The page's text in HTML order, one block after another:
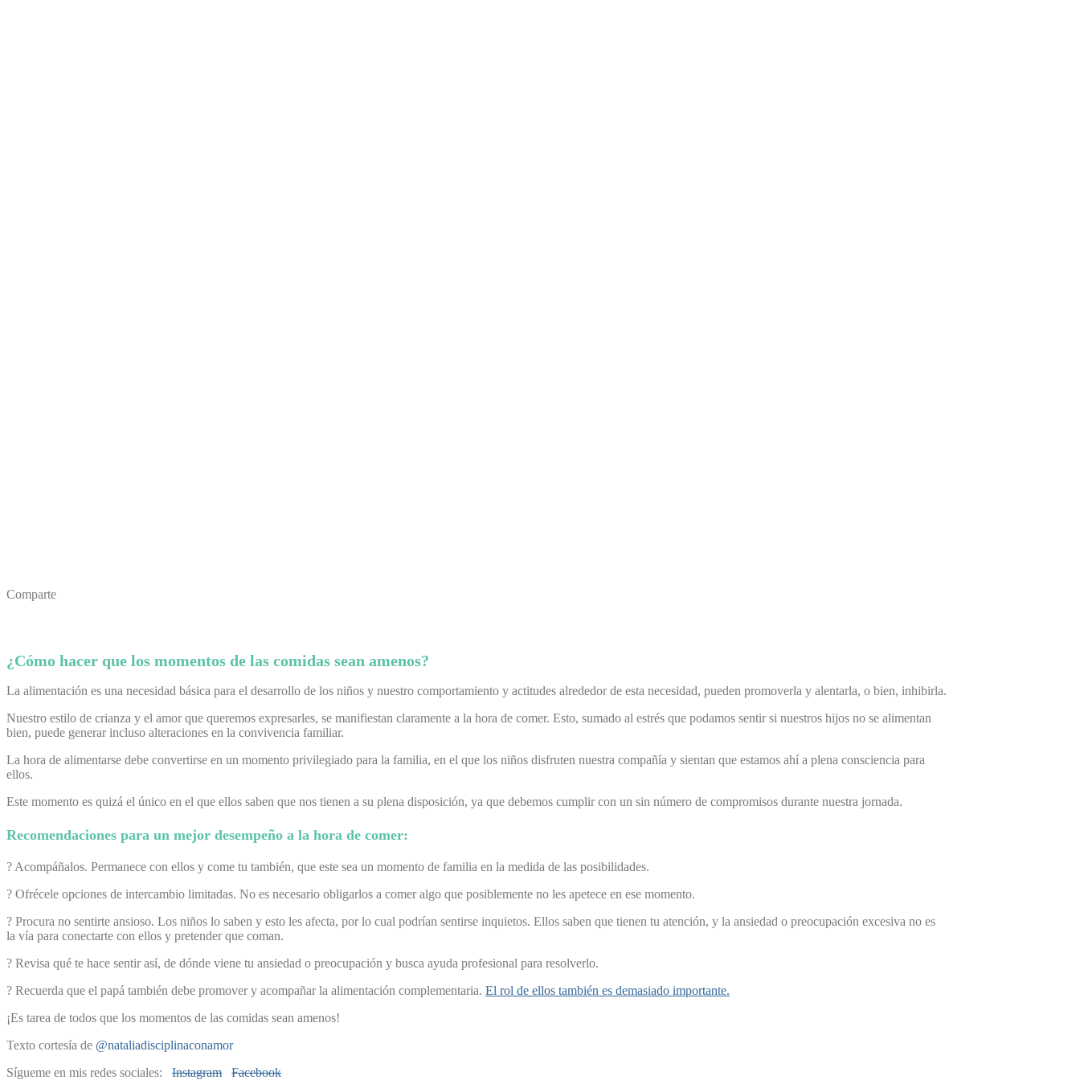
Comparte
¿Cómo hacer que los momentos de las comidas sean amenos?
La alimentación es una necesidad básica para el desarrollo de los niños y nuestro comportamiento y actitudes alrededor de esta necesidad, pueden promoverla y alentarla, o bien, inhibirla.
Nuestro estilo de crianza y el amor que queremos expresarles, se manifiestan claramente a la hora de comer. Esto, sumado al estrés que podamos sentir si nuestros hijos no se alimentan
bien, puede generar incluso alteraciones en la convivencia familiar.
La hora de alimentarse debe convertirse en un momento privilegiado para la familia, en el que los niños disfruten nuestra compañía y sientan que estamos ahí a plena consciencia para
ellos.
Este momento es quizá el único en el que ellos saben que nos tienen a su plena disposición, ya que debemos cumplir con un sin número de compromisos durante nuestra jornada.
Recomendaciones para un mejor desempeño a la hora de comer:
? Acompáñalos. Permanece con ellos y come tu también, que este sea un momento de familia en la medida de las posibilidades.
? Ofrécele opciones de intercambio limitadas. No es necesario obligarlos a comer algo que posiblemente no les apetece en ese momento.
? Procura no sentirte ansioso. Los niños lo saben y esto les afecta, por lo cual podrían sentirse inquietos. Ellos saben que tienen tu atención, y la ansiedad o preocupación excesiva no es
la vía para conectarte con ellos y pretender que coman.
? Revisa qué te hace sentir así, de dónde viene tu ansiedad o preocupación y busca ayuda profesional para resolverlo.
? Recuerda que el papá también debe promover y acompañar la alimentación complementaria. El rol de ellos también es demasiado importante.
¡Es tarea de todos que los momentos de las comidas sean amenos!
Texto cortesía de @nataliadisciplinaconamor
Sígueme en mis redes sociales:
Instagram Facebook